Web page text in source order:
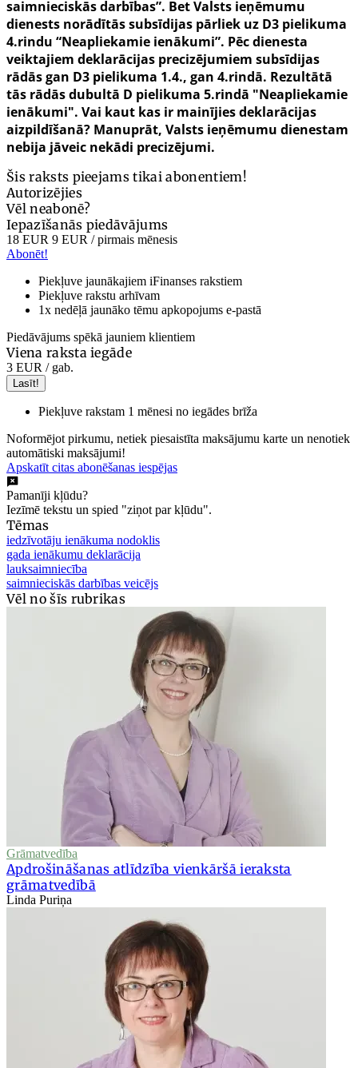
saimnieciskās darbības”. Bet Valsts ieņēmumu
dienests norādītās subsīdijas pārliek uz D3 pielikuma
4.rindu “Neapliekamie ienākumi”. Pēc dienesta
veiktajiem deklarācijas precizējumiem subsīdijas
rādās gan D3 pielikuma 1.4., gan 4.rindā. Rezultātā
tās rādās dubultā D pielikuma 5.rindā "Neapliekamie
ienākumi". Vai kaut kas ir mainījies deklarācijas
aizpildīšanā? Manuprāt, Valsts ieņēmumu dienestam
nebija jāveic nekādi precizējumi.
Šis raksts pieejams tikai abonentiem!
Autorizējies
Vēl neabonē?
Iepazīšanās piedāvājums
18 EUR 9 EUR / pirmais mēnesis
Abonēt!
Piekļuve jaunākajiem iFinanses rakstiem
Piekļuve rakstu arhīvam
1x nedēļā jaunāko tēmu apkopojums e-pastā
Piedāvājums spēkā jauniem klientiem
Viena raksta iegāde
3 EUR / gab.
Lasīt!
Piekļuve rakstam 1 mēnesi no iegādes brīža
Noformējot pirkumu, netiek piesaistīta maksājumu karte un nenotiek
automātiski maksājumi!
Apskatīt citas abonēšanas iespējas
Pamanīji kļūdu?
Iezīmē tekstu un spied "ziņot par kļūdu".
Tēmas
iedzīvotāju ienākuma nodoklis
gada ienākumu deklarācija
lauksaimniecība
saimnieciskās darbības veicējs
Vēl no šīs rubrikas
Grāmatvedība
Apdrošināšanas atlīdzība vienkāršā ieraksta
grāmatvedībā
Linda Puriņa